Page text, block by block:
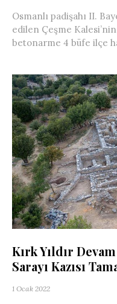
Osmanlı padişahı II.
edilen Çeşme
betonarme 4 büfe ilçe
Kırk Yıldır
Sarayı Kazısı
1 Ocak 2022